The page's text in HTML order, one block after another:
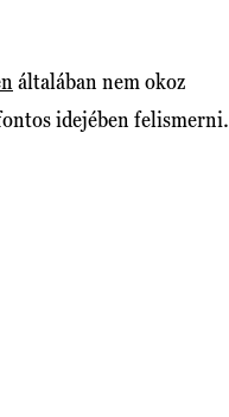
általában nem okoz
idejében felismerni.